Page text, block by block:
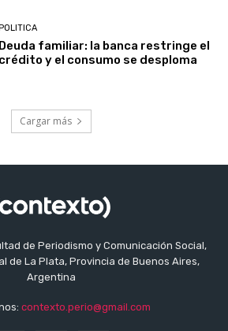
POLITICA
Deuda familiar: la banca restringe el
crédito y el consumo se desploma
Cargar más
de Periodismo y Comunicación Social,
de La Plata, Provincia de Buenos Aires,
Argentina
contexto.perio@gmail.com